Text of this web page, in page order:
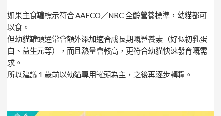
如果主食罐標示符合 AAFCO／NRC 全齡營養標準，幼貓都可
以食。
但幼貓罐頭通常會額外添加適合成長期嘅營養素（好似初乳蛋
白、益生元等），而且熱量會較高，更符合幼貓快速發育嘅需
求。
所以建議 1 歲前以幼貓專用罐頭為主，之後再逐步轉糧。